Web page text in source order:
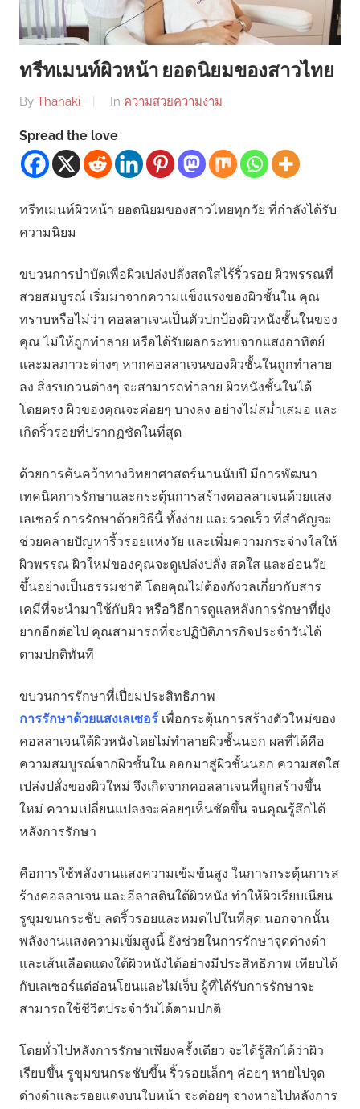
ทรีทเมนท์ผิวหน้า ยอดนิยมของสาวไทย
By Thanaki In ความสวยความงาม
Spread the love
ทรีทเมนท์ผิวหน้า ยอดนิยมของสาวไทยทุกวัย ที่กำลังได้รับ
ความนิยม
ขบวนการบำบัดเพื่อผิวเปล่งปลั่งสดใสไร้ริ้วรอย ผิวพรรณที่
สวยสมบูรณ์ เริ่มมาจากความแข็งแรงของผิวชั้นใน คุณ
ทราบหรือไม่ว่า คอลลาเจนเป็นตัวปกป้องผิวหนังชั้นในของ
คุณ ไม่ให้ถูกทำลาย หรือได้รับผลกระทบจากแสงอาทิตย์
และมลภาวะต่างๆ หากคอลลาเจนของผิวชั้นในถูกทำลาย
ลง สิ่งรบกวนต่างๆ จะสามารถทำลาย ผิวหนังชั้นในได้
โดยตรง ผิวของคุณจะค่อยๆ บางลง อย่างไม่สม่ำเสมอ และ
เกิดริ้วรอยที่ปรากฏชัดในที่สุด
ด้วยการค้นคว้าทางวิทยาศาสตร์นานนับปี มีการพัฒนา
เทคนิคการรักษาและกระตุ้นการสร้างคอลลาเจนด้วยแสง
เลเซอร์ การรักษาด้วยวิธีนี้ ทั้งง่าย และรวดเร็ว ที่สำคัญจะ
ช่วยคลายปัญหาริ้วรอยแห่งวัย และเพิ่มความกระจ่างใสให้
ผิวพรรณ ผิวใหม่ของคุณจะดูเปล่งปลั่ง สดใส และอ่อนวัย
ขึ้นอย่างเป็นธรรมชาติ โดยคุณไม่ต้องกังวลเกี่ยวกับสาร
เคมีที่จะนำมาใช้กับผิว หรือวิธีการดูแลหลังการรักษาที่ยุ่ง
ยากอีกต่อไป คุณสามารถที่จะปฏิบัติภารกิจประจำวันได้
ตามปกติทันที
ขบวนการรักษาที่เปี่ยมประสิทธิภาพ
การรักษาด้วยแสงเลเซอร์ เพื่อกระตุ้นการสร้างตัวใหม่ของ
คอลลาเจนใต้ผิวหนังโดยไม่ทำลายผิวชั้นนอก ผลที่ได้คือ
ความสมบูรณ์จากผิวชั้นใน ออกมาสู่ผิวชั้นนอก ความสดใส
เปล่งปลั่งของผิวใหม่ จึงเกิดจากคอลลาเจนที่ถูกสร้างขึ้น
ใหม่ ความเปลี่ยนแปลงจะค่อยๆเห็นชัดขึ้น จนคุณรู้สึกได้
หลังการรักษา
คือการใช้พลังงานแสงความเข้มข้นสูง ในการกระตุ้นการส
ร้างคอลลาเจน และอีลาสตินใต้ผิวหนัง ทำให้ผิวเรียบเนียน
รูขุมขนกระชับ ลดริ้วรอยและหมดไปในที่สุด นอกจากนั้น
พลังงานแสงความเข้มสูงนี้ ยังช่วยในการรักษาจุดด่างดำ
และเส้นเลือดแดงใต้ผิวหนังได้อย่างมีประสิทธิภาพ เทียบได้
กับเลเซอร์แต่อ่อนโยนและไม่เจ็บ ผู้ที่ได้รับการรักษาจะ
สามารถใช้ชีวิตประจำวันได้ตามปกติ
โดยทั่วไปหลังการรักษาเพียงครั้งเดียว จะได้รู้สึกได้ว่าผิว
เรียบขึ้น รูขุมขนกระชับขึ้น ริ้วรอยเล็กๆ ค่อยๆ หายไปจุด
ด่างดำและรอยแดงบนใบหน้า จะค่อยๆ จางหายไปหลังการ